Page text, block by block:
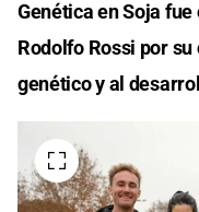
Genética en Soja
Rodolfo Rossi por
genético y al